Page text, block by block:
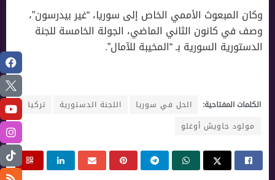
وكان المبعوث الأممي الخاص إلى سوريا، “غير بيدرسون”،
وصف في كانون الثاني الماضي، الجولة الخامسة للجنة
الدستورية السورية بـ “المخيبة للآمال”.
الكلمات المفتاحية: الحل في سوريا اللجنة الدستورية
تركيا
مولود جاويش أوغلو